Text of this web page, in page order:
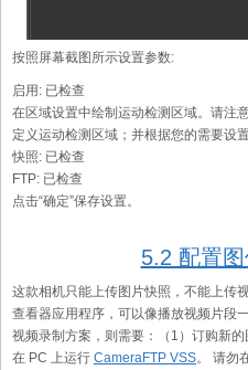
按照屏幕截图所示设置参数:
启用: 已检查
在区域设置中绘制运动检测区域。请注
定义运动检测区域；并根据您的需要设
快照: 已检查
FTP: 已检查
点击“确定”保存设置。
5.2 配置
这款相机只能上传图片快照，不能上传
查看器应用程序，可以像播放视频片段
视频录制方案，则需要：（1）订购新
在 PC 上运行 CameraFTP VSS。 请勿